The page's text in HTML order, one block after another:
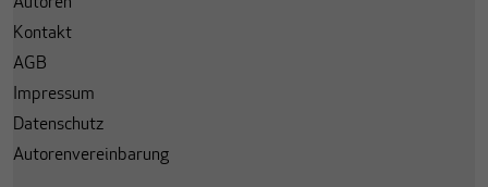
Kontakt
AGB
Impressum
Datenschutz
Autorenvereinbarung